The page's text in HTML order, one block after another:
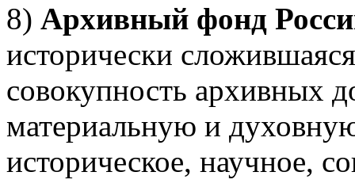
8) Архивный фонд
исторически
совокупность архивных
материальную и
историческое, научное,